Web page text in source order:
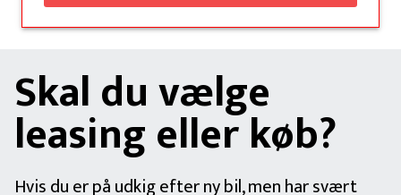
Skal du vælge
leasing eller køb?
Hvis du er på udkig efter ny bil, men har svært